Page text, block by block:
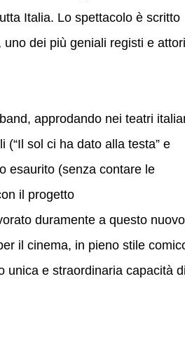
Italia. Lo spettacolo è scritto
dei più geniali registi e attori
approdando nei teatri
sol ci ha dato alla testa” e
esaurito (senza contare le
il progetto
duramente a questo nuovo
il cinema, in pieno stile
unica e straordinaria capacità